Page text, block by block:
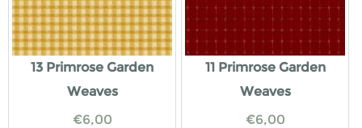
13 Primrose Garden
Weaves
€6,00
11 Primrose Garden
Weaves
€6,00